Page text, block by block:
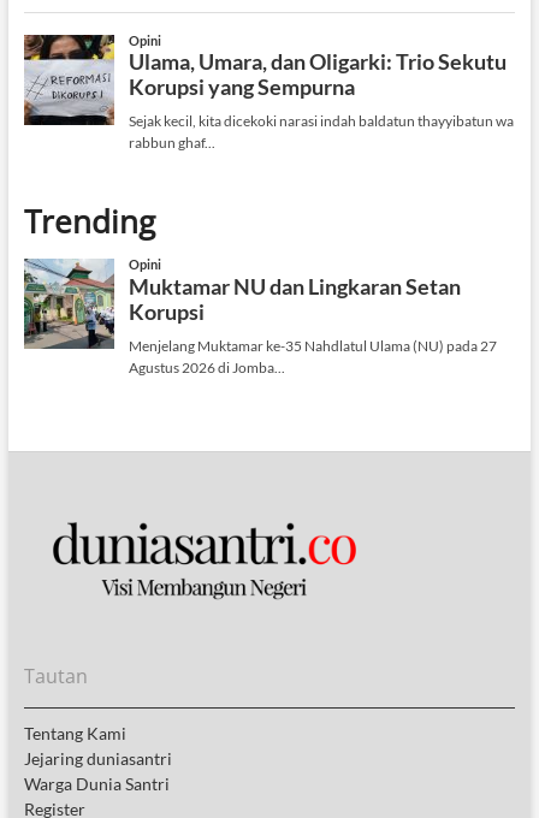
Trending
Tautan
Tentang Kami
Jejaring duniasantri
Warga Dunia Santri
Register